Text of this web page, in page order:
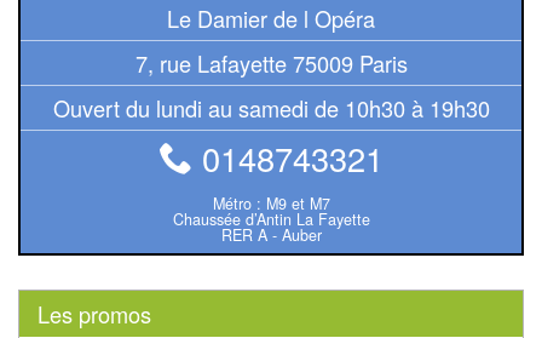
experts
En
solitaire
Joueurs
Ambiance
Le Damier de l Opéra
7, rue Lafayette 75009 Paris
Ouvert du lundi au samedi de 10h30 à 19h30
0148743321
Métro : M9 et M7
Chaussée d’Antin La Fayette
RER A - Auber
Les promos